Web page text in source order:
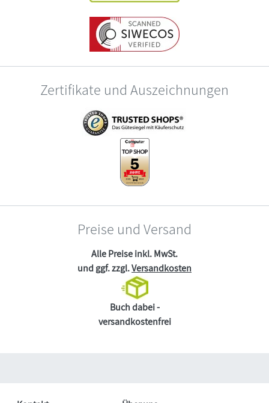
Zertifikate und Auszeichnungen
Preise und Versand
Alle Preise inkl. MwSt.
und ggf. zzgl.Versandkosten
Buch dabei -
versandkostenfrei